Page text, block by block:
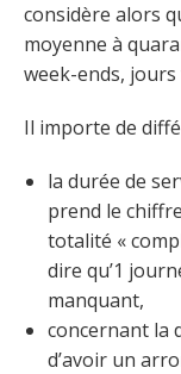
considère alors
moyenne à
week-ends, jours
Il importe de
la durée de
prend le
totalité «
dire qu’1
manquant,
concernant la
d’avoir un